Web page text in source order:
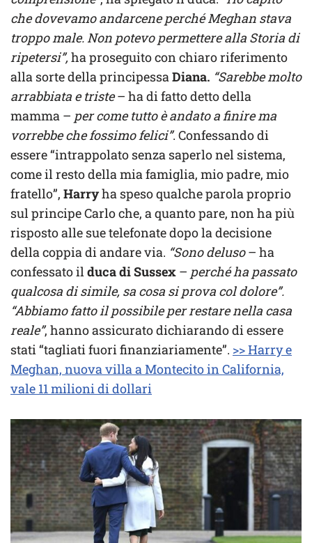
che dovevamo andarcene perché Meghan stava
troppo male. Non potevo permettere alla Storia di
ripetersi”,ha proseguito con chiaro riferimento
alla sorte della principessaDiana. “Sarebbe molto
arrabbiata e triste– ha di fatto detto della
mamma – per come tutto è andato a finire ma
vorrebbe che fossimo felici”. Confessando di
essere “intrappolato senza saperlo nel sistema,
come il resto della mia famiglia, mio padre, mio
fratello”, Harryha speso qualche parola proprio
sul principe Carlo che, a quanto pare, non ha più
risposto alle sue telefonate dopo la decisione
della coppia di andare via. “Sono deluso– ha
confessato ilduca di Sussex – perché ha passato
qualcosa di simile, sa cosa si prova col dolore”.
“Abbiamo fatto il possibile per restare nella casa
reale”, hanno assicurato dichiarando di essere
stati “tagliati fuori finanziariamente”. >> Harry e
Meghan, nuova villa a Montecito in California,
vale 11 milioni di dollari